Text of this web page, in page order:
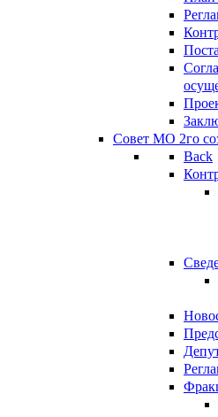
Совет МО 2го
Back